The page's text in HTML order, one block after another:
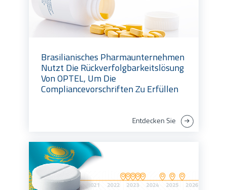
Brasilianisches Pharmaunternehmen
Nutzt Die Rückverfolgbarkeitslösung
Von OPTEL, Um Die
Compliancevorschriften Zu Erfüllen
Entdecken Sie